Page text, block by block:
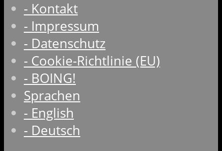
- Kontakt
- Impressum
- Datenschutz
- Cookie-Richtlinie (EU)
- BOING!
Sprachen
- English
- Deutsch